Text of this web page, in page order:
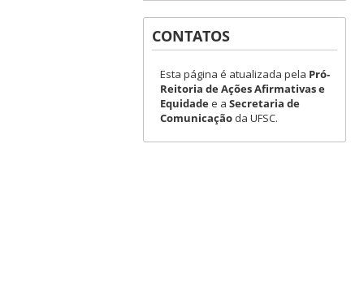
CONTATOS
Esta página é atualizada pela Pró-
Reitoria de Ações Afirmativas e
Equidadee a Secretaria de
Comunicaçãoda UFSC.